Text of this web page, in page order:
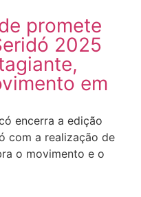
promete
2025
em
encerra a edição
com a realização de
o movimento e o